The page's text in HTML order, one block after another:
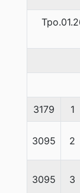
3179 1
3095 2
3095 3